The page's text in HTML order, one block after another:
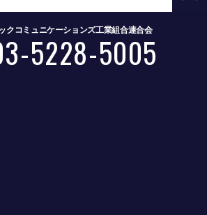
クコミュニケーションズ工業組合連合会
5228-5005